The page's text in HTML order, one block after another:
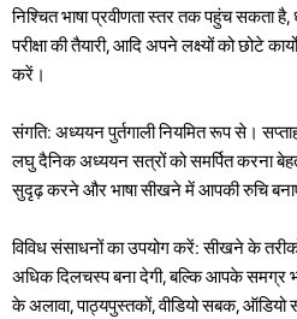
निश्चित भाषा प्रवीणता स्तर तक पहुंच सकता है,
परीक्षा की तैयारी, आदि अपने लक्ष्यों को छोटे
करें।
संगति: अध्ययन पुर्तगाली नियमित रूप से।
लघु दैनिक अध्ययन सत्रों को समर्पित करना
सुदृढ़ करने और भाषा सीखने में आपकी रुचि
विविध संसाधनों का उपयोग करें: सीखने के
अधिक दिलचस्प बना देगी, बल्कि आपके समग्र
के अलावा, पाठ्यपुस्तकों, वीडियो सबक,